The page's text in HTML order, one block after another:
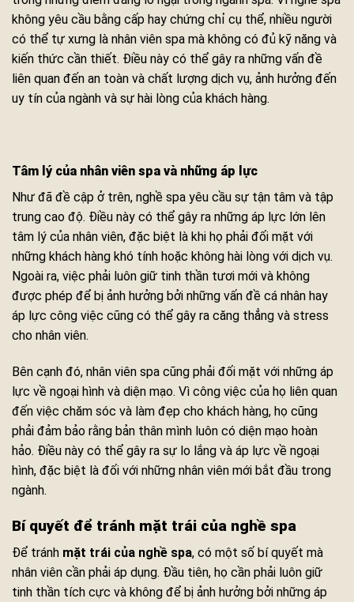
không yêu cầu bằng cấp hay chứng chỉ cụ thể, nhiều người
có thể tự xưng là nhân viên spa mà không có đủ kỹ năng và
kiến thức cần thiết. Điều này có thể gây ra những vấn đề
liên quan đến an toàn và chất lượng dịch vụ, ảnh hưởng đến
uy tín của ngành và sự hài lòng của khách hàng.
Tâm lý của nhân viên spa và những áp lực
Như đã đề cập ở trên, nghề spa yêu cầu sự tận tâm và tập
trung cao độ. Điều này có thể gây ra những áp lực lớn lên
tâm lý của nhân viên, đặc biệt là khi họ phải đối mặt với
những khách hàng khó tính hoặc không hài lòng với dịch vụ.
Ngoài ra, việc phải luôn giữ tinh thần tươi mới và không
được phép để bị ảnh hưởng bởi những vấn đề cá nhân hay
áp lực công việc cũng có thể gây ra căng thẳng và stress
cho nhân viên.
Bên cạnh đó, nhân viên spa cũng phải đối mặt với những áp
lực về ngoại hình và diện mạo. Vì công việc của họ liên quan
đến việc chăm sóc và làm đẹp cho khách hàng, họ cũng
phải đảm bảo rằng bản thân mình luôn có diện mạo hoàn
hảo. Điều này có thể gây ra sự lo lắng và áp lực về ngoại
hình, đặc biệt là đối với những nhân viên mới bắt đầu trong
ngành.
Bí quyết để tránh mặt trái của nghề spa
Để tránh mặt trái của nghề spa, có một số bí quyết mà
nhân viên cần phải áp dụng. Đầu tiên, họ cần phải luôn giữ
tinh thần tích cực và không để bị ảnh hưởng bởi những áp